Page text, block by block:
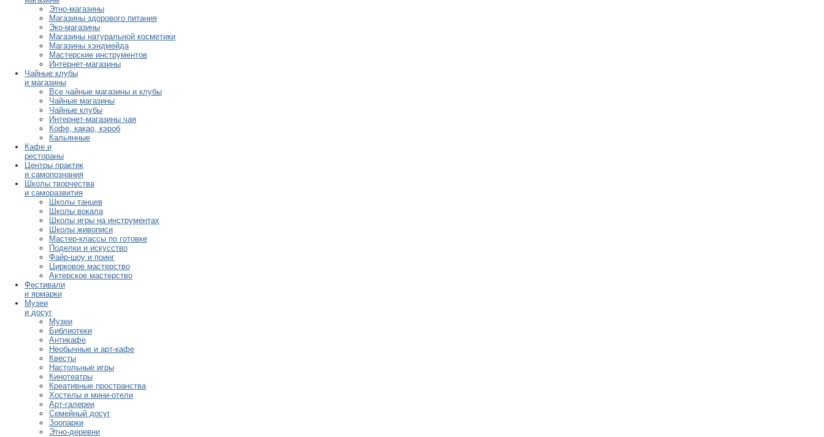
Этно-магазины
Магазины здорового питания
Эко-магазины
Магазины натуральной косметики
Магазины хэндмейда
Мастерские инструментов
Интернет-магазины
Чайные клубы
и магазины
Все чайные магазины и клубы
Чайные магазины
Чайные клубы
Интернет-магазины чая
Кофе, какао, кэроб
Кальянные
Кафе и
рестораны
Центры практик
и самопознания
Школы творчества
и саморазвития
Школы танцев
Школы вокала
Школы игры на инструментах
Школы живописи
Мастер-классы по готовке
Поделки и искусство
Файр-шоу и поинг
Цирковое мастерство
Актерское мастерство
Фестивали
и ярмарки
Музеи
и досуг
Музеи
Библиотеки
Антикафе
Необычные и арт-кафе
Квесты
Настольные игры
Кинотеатры
Креативные пространства
Хостелы и мини-отели
Арт-галереи
Семейный досуг
Зоопарки
Этно-деревни